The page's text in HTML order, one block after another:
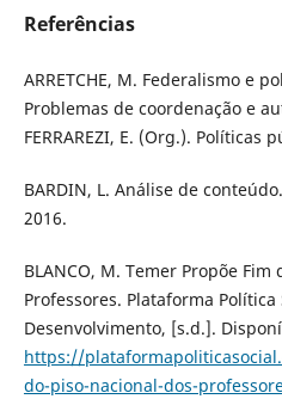
Referências
ARRETCHE, M. Federalismo e
Problemas de coordenação e
FERRAREZI, E. (Org.). Políticas
BARDIN, L. Análise de
2016.
BLANCO, M. Temer Propõe Fim
Professores. Plataforma
Desenvolvimento, [s.d.].
https://
do-piso-nacional-dos-